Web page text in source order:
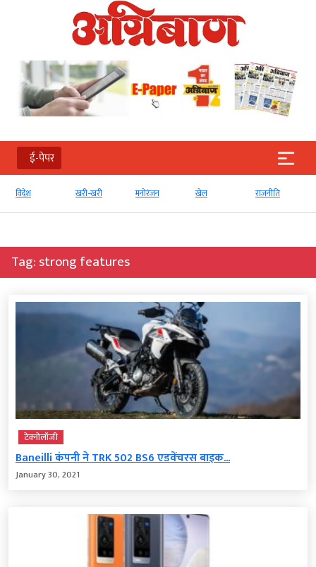
ई-पेपर
खरी-खरी मनोरंजन खेल राजनीति व्‍यापार
Tag:strong features
टेक्‍नोलॉजी
Baneilli कंपनी ने TRK 502 BS6 एडवेंचरस बाइक...
January 30, 2021